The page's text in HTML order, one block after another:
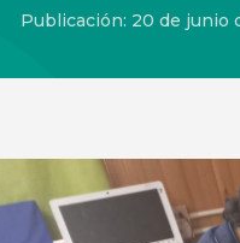
Publicación: 20 de junio